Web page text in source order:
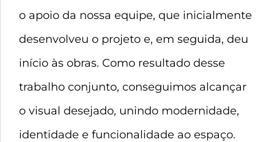
o apoio da nossa equipe, que inicialmente
desenvolveu o projeto e, em seguida, deu
início às obras. Como resultado desse
trabalho conjunto, conseguimos alcançar
o visual desejado, unindo modernidade,
identidade e funcionalidade ao espaço.